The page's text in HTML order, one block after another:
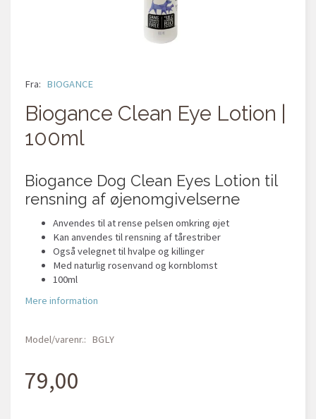
Fra: BIOGANCE
Biogance Clean Eye Lotion |
100ml
Biogance Dog Clean Eyes Lotion til
rensning af øjenomgivelserne
Anvendes til at rense pelsen omkring øjet
Kan anvendes til rensning af tårestriber
Også velegnet til hvalpe og killinger
Med naturlig rosenvand og kornblomst
100ml
Mere information
Model/varenr.: BGLY
79,00